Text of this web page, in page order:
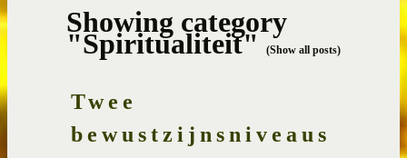
Showing category
"Spiritualiteit"(Show all posts)
Twee
bewustzijnsniveaus